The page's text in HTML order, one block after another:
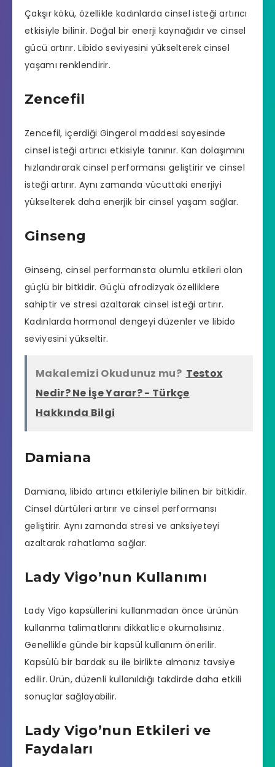
Çakşır kökü, özellikle kadınlarda cinsel isteği artırıcı
etkisiyle bilinir. Doğal bir enerji kaynağıdır ve cinsel
gücü artırır. Libido seviyesini yükselterek cinsel
yaşamı renklendirir.
Zencefil
Zencefil, içerdiği Gingerol maddesi sayesinde
cinsel isteği artırıcı etkisiyle tanınır. Kan dolaşımını
hızlandırarak cinsel performansı geliştirir ve cinsel
isteği artırır. Aynı zamanda vücuttaki enerjiyi
yükselterek daha enerjik bir cinsel yaşam sağlar.
Ginseng
Ginseng, cinsel performansta olumlu etkileri olan
güçlü bir bitkidir. Güçlü afrodizyak özelliklere
sahiptir ve stresi azaltarak cinsel isteği artırır.
Kadınlarda hormonal dengeyi düzenler ve libido
seviyesini yükseltir.
Makalemizi Okudunuz mu? Testox
Nedir? Ne İşe Yarar? - Türkçe
Hakkında Bilgi
Damiana
Damiana, libido artırıcı etkileriyle bilinen bir bitkidir.
Cinsel dürtüleri artırır ve cinsel performansı
geliştirir. Aynı zamanda stresi ve anksiyeteyi
azaltarak rahatlama sağlar.
Lady Vigo’nun Kullanımı
Lady Vigo kapsüllerini kullanmadan önce ürünün
kullanma talimatlarını dikkatlice okumalısınız.
Genellikle günde bir kapsül kullanım önerilir.
Kapsülü bir bardak su ile birlikte almanız tavsiye
edilir. Ürün, düzenli kullanıldığı takdirde daha etkili
sonuçlar sağlayabilir.
Lady Vigo’nun Etkileri ve
Faydaları